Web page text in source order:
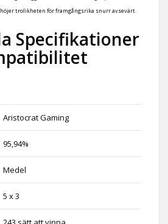
trolikheten för framgångsrika snurr avsevärt.
Specifikationer
Aristocrat Gaming
95,94%
Medel
5 x 3